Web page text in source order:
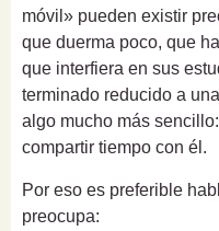
móvil» pueden existir
que duerma poco, que
que interfiera en sus
terminado reducido a una
algo mucho más
compartir tiempo con él.
Por eso es preferible
preocupa: